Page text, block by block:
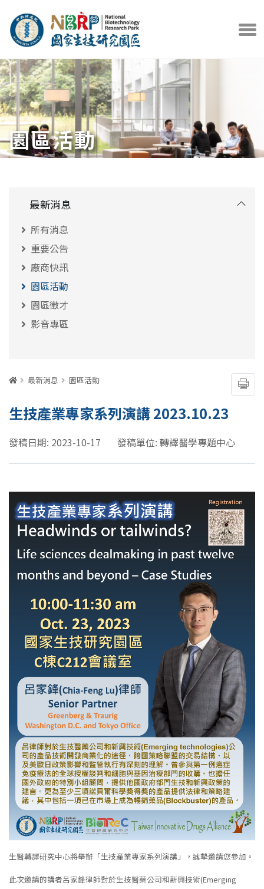
中央研究院官方網站 打開選
園區活動
最新消息
所有消息
重要公告
廠商快訊
園區活動
園區徵才
影音專區
首頁 最新消息 園區活動 友善
生技產業專家系列演講 2023.10.23
發稿日期: 2023-10-17 發稿單位: 轉譯醫學專題中心
生醫轉譯研究中心將舉辦「生技產業專家系列演講」，誠摯邀請您參加。
此次邀請的講者呂家鋒律師對於生技醫藥公司和新興技術(Emerging